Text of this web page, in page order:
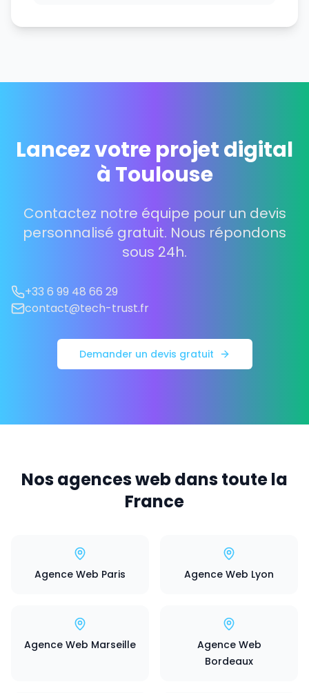
Lancez votre projet digital
à Toulouse
Contactez notre équipe pour un devis
personnalisé gratuit. Nous répondons
sous 24h.
+33 6 99 48 66 29
contact@tech-trust.fr
Demander un devis gratuit
Nos agences web dans toute la
France
Agence Web Paris Agence Web Lyon
Agence Web Marseille
Agence Web
Bordeaux